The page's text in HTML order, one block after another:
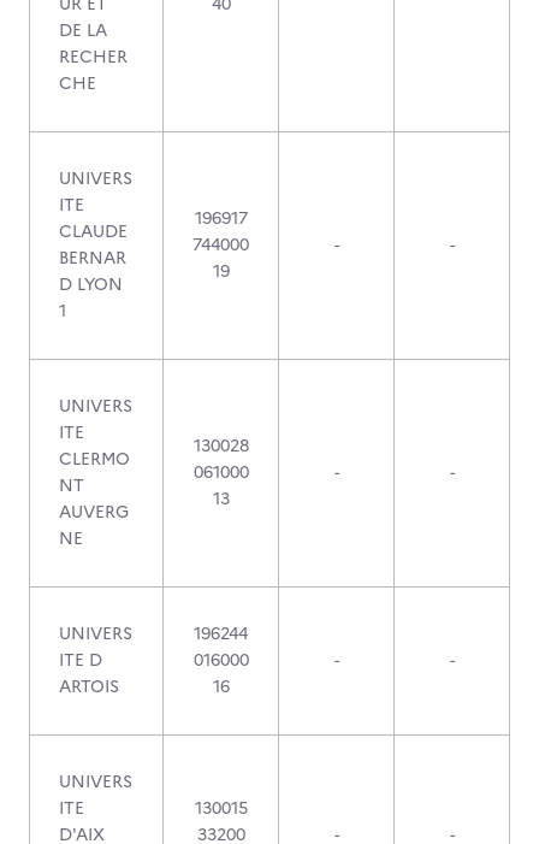
DE LA
RECHER
CHE
UNIVERS
ITE
CLAUDE
BERNAR
D LYON
1
196917
744000
19
- -
UNIVERS
ITE
CLERMO
NT
AUVERG
NE
130028
061000
13
- -
UNIVERS
ITE D
ARTOIS
196244
016000
16
- -
UNIVERS
ITE
D'AIX
130015
33200
- -